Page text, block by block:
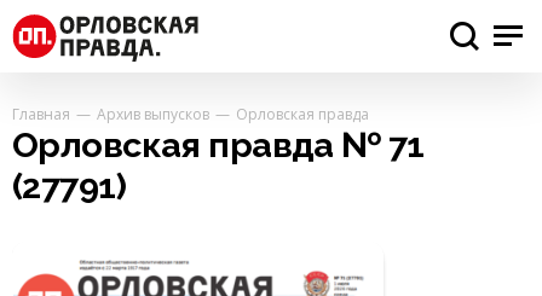
Главная Архив выпусков Орловская правда
Орловская правда № 71
(27791)